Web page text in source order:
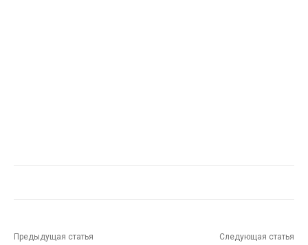
Предыдущая статья Следующая статья